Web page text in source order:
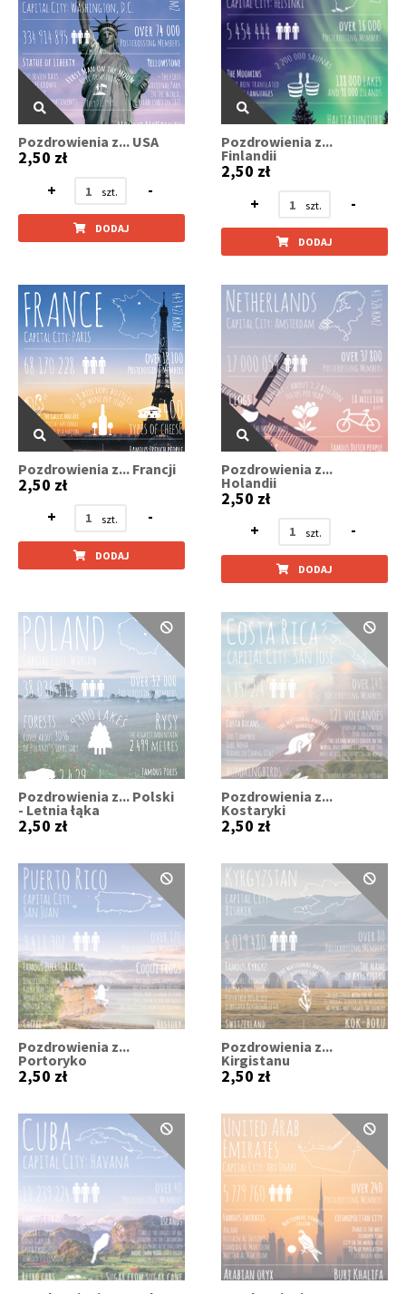
Pozdrowienia z... USA
2,50 zł
+
-
DODAJ
Pozdrowienia z...
Finlandii
2,50 zł
+
-
DODAJ
Pozdrowienia z... Francji
2,50 zł
+
-
DODAJ
Pozdrowienia z...
Holandii
2,50 zł
+
-
DODAJ
Pozdrowienia z... Polski
- Letnia łąka
2,50 zł
Pozdrowienia z...
Kostaryki
2,50 zł
Pozdrowienia z...
Portoryko
2,50 zł
Pozdrowienia z...
Kirgistanu
2,50 zł